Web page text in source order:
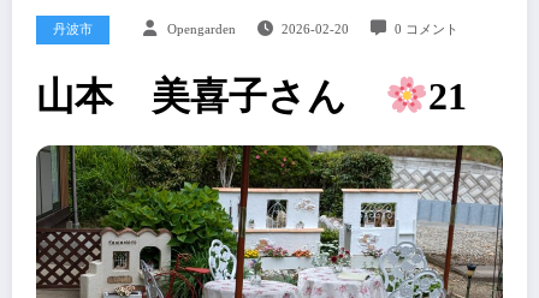
丹波市 Opengarden 2026-02-20 0 コメント
山本 美喜子さん 21